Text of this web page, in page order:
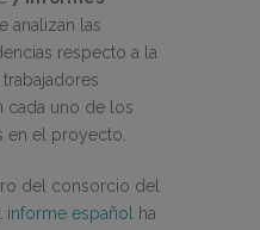
analizan las
respecto a la
cada uno de los
en el proyecto.
del consorcio del
informe español ha